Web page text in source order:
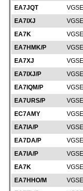
EA7JQT
EA7IXJ
EA7K
EA7HMK/P
EA7XJ
EA7IXJ/P
EA7IQM/P
EA7URS/P
EC7AMY
EA7IA/P
EA7DA/P
EA7IA/P
EA7K
EA7HHO/M